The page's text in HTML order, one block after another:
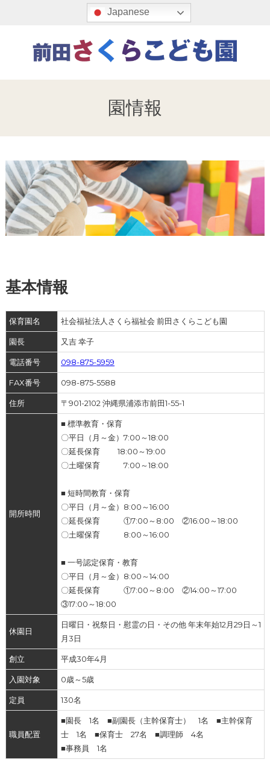
Japanese
前
ら
ど
も
園
園情報
基本情報
保育園名 社会福祉法人さくら福祉会 前田さくらこども園
園長 又吉 幸子
電話番号 098-875-5959
FAX番号 098-875-5588
住所 〒901-2102 沖縄県浦添市前田1-55-1
開所時間
■ 標準教育・保育
〇平日（月～金）7:00～18:00
〇延長保育 18:00～19:00
〇土曜保育 7:00～18:00
■ 短時間教育・保育
〇平日（月～金）8:00～16:00
〇延長保育 ①7:00～8:00 ②16:00～18:00
〇土曜保育 8:00～16:00
■ 一号認定保育・教育
〇平日（月～金）8:00～14:00
〇延長保育 ①7:00～8:00 ②14:00～17:00
③17:00～18:00
休園日
日曜日・祝祭日・慰霊の日・その他 年末年始12月29日～1
月3日
創立 平成30年4月
入園対象 0歳～5歳
定員 130名
職員配置
■園長 1名 ■副園長（主幹保育士） 1名 ■主幹保育
士 1名 ■保育士 27名 ■調理師 4名
■事務員 1名